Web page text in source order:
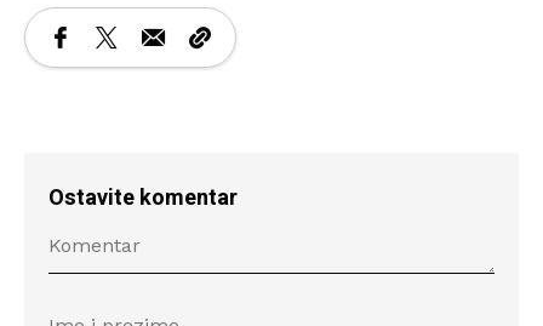
Ostavite komentar